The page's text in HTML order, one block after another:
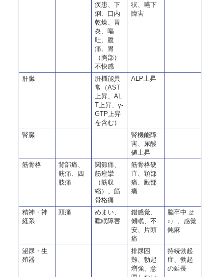
疾患、下
痢、口内
乾燥、胃
炎、嘔
吐、腹
痛、胃
（胸部）
不快感
状、嚥下
障害
肝臓
肝機能異
常（AST
上昇、AL
T上昇、γ-
GTP上昇
を含む）
ALP上昇
腎臓
腎機能障
害、尿酸
値上昇
筋骨格
背部痛、
筋痛、四
肢痛
関節痛、
筋痙攣
（筋収
縮）、筋
骨格痛
筋骨格硬
直、頚部
痛、殿部
痛
精神・神
経系
頭痛
めまい、
睡眠障害
錯感覚、
傾眠、不
安、片頭
痛
脳卒中 注
1）
、感覚
鈍麻
泌尿・生
殖器
排尿困
難、勃起
増強、意
持続勃起
症、勃起
の延長